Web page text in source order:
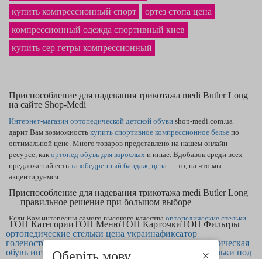
купить компрессионный спорт
ортез стопа цена
компрессионный одежда спортивный киев
купить cep гетры компрессионный
Приспособление для надевания трикотажа medi Butler Long
на сайте Shop-Medi
Интернет-магазин ортопедической детской обуви shop-medi.com.ua
дарит Вам возможность купить спортивное компрессионное белье по
оптимальной цене. Много товаров представлено на нашем онлайн-
ресурсе, как ортопед обувь для взрослых и иные. Вдобавок среди всех
предложений есть тазобедренный бандаж, цена — то, на что мы
акцентируемся.
Приспособление для надевания трикотажа medi Butler Long
— правильное решение при большом выборе
Если Вам интересны самого высокого качества ортопедические стельки
детям — Вы выбрали лучшее место. Многообразный каталог нашего
сайта содержит товары, каклангет для кисти — купитьможете, оставив
заказ. У нас наиболее приятная
цена ортопедических стелекв Виннице и
ТОП КатегорииТОП МенюТОП КарточкиТОП Фильтры
ортопедические стельки цена украинафиксатор
голеностопного сустава купить киевдетская ортопедическая
обувь интернет магазин украина
ортопедические стельки под